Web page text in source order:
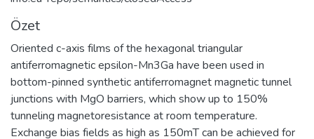
Özet
Oriented c-axis films of the hexagonal triangular
antiferromagnetic epsilon-Mn3Ga have been used in
bottom-pinned synthetic antiferromagnet magnetic tunnel
junctions with MgO barriers, which show up to 150%
tunneling magnetoresistance at room temperature.
Exchange bias fields as high as 150mT can be achieved for